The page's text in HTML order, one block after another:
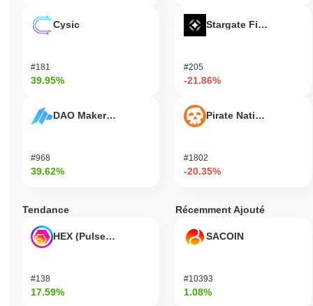
Cysic
#181
39.95%
DAO Maker Token
#968
39.62%
Stargate Finance
#205
-21.86%
Pirate Nation Token
#1802
-20.35%
Tendance
HEX (Pulsechain)
#138
17.59%
Récemment Ajouté
SACOIN
#10393
1.08%